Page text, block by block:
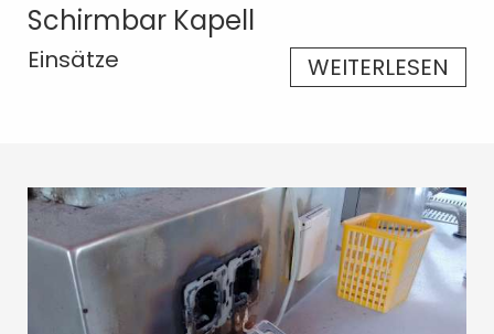
Schirmbar Kapell
Einsätze WEITERLESEN